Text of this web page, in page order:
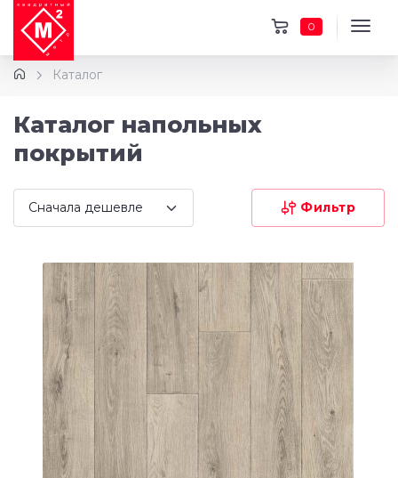
0
Каталог
Каталог напольных
покрытий
Фильтр